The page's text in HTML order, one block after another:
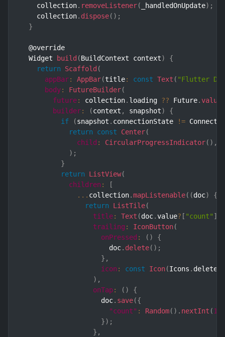
    collection
. removeListener( _handledOnUpdate) ;
    collection
. dispose( ) ;
}
  @override
  Widget
build (BuildContext context)
{
return
Scaffold (
appBar: AppBar(title: const Text ( "Flutter
body: FutureBuilder(
future: collection. loading ?? Future.value
builder: (context , snapshot)
{
if
(snapshot . connectionState !=
return
const Center(
child : CircularProgressIndicator( ) ,
) ;
}
return
ListView(
children :
[
... collection.mapListenable( (doc) {
return
ListTile(
title: Text (doc.value? [ "count" ]
trailing : IconButton(
onPressed : ( )
{
                      doc
. delete( ) ;
} ,
icon : const Icon(Icons . delete
) ,
onTap: ( )
{
                    doc
. save({
"count" : Random( ) . nextInt (100
}) ;
} ,